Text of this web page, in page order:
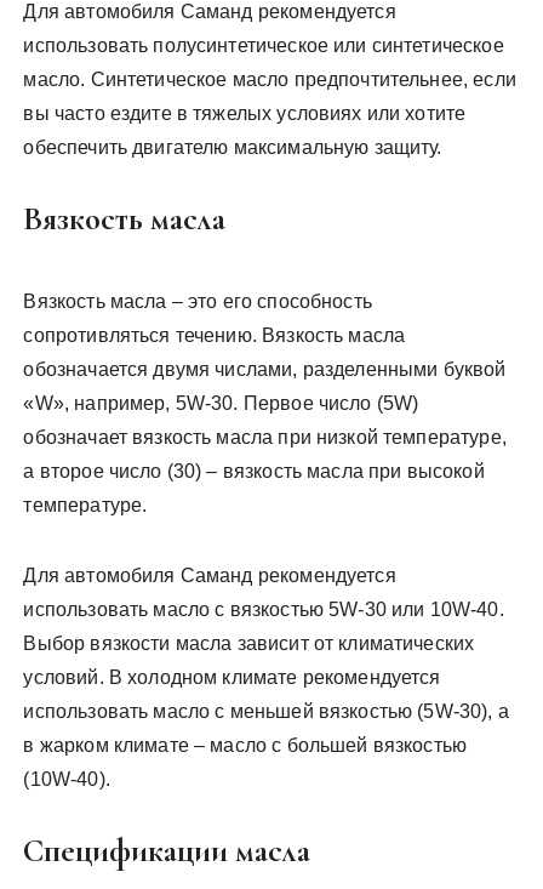
Для автомобиля Саманд рекомендуется
использовать полусинтетическое или синтетическое
масло. Синтетическое масло предпочтительнее, если
вы часто ездите в тяжелых условиях или хотите
обеспечить двигателю максимальную защиту.
Вязкость масла
Вязкость масла – это его способность
сопротивляться течению. Вязкость масла
обозначается двумя числами, разделенными буквой
«W», например, 5W-30. Первое число (5W)
обозначает вязкость масла при низкой температуре,
а второе число (30) – вязкость масла при высокой
температуре.
Для автомобиля Саманд рекомендуется
использовать масло с вязкостью 5W-30 или 10W-40.
Выбор вязкости масла зависит от климатических
условий. В холодном климате рекомендуется
использовать масло с меньшей вязкостью (5W-30), а
в жарком климате – масло с большей вязкостью
(10W-40).
Спецификации масла